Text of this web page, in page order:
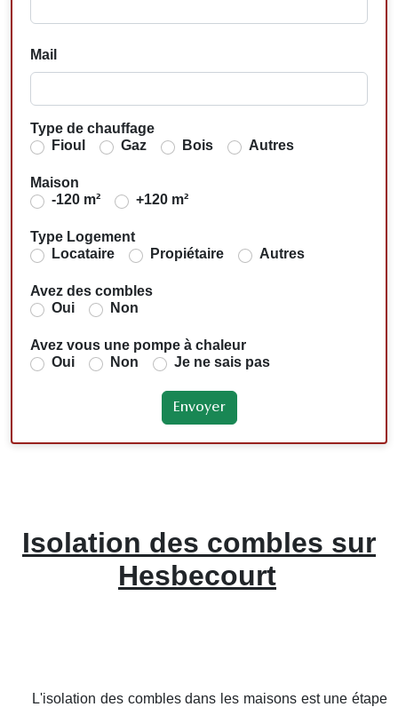
Mail
Type de chauffage
Fioul
Gaz Bois Autres
Maison
-120 m²
+120 m²
Type Logement
Locataire
Propiétaire Autres
Avez des combles
Oui
Non
Avez vous une pompe à chaleur
Oui
Non Je ne sais pas
Isolation des combles sur
Hesbecourt
L'isolation des combles dans les maisons est une étape